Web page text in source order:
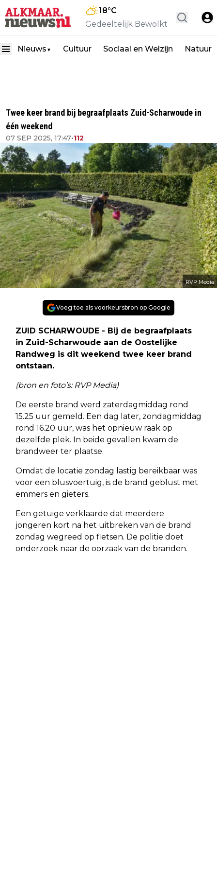
18°C
Gedeeltelijk Bewolkt
Nieuws ▼ Cultuur Sociaal en Welzijn Natuur
Twee keer brand bij begraafplaats Zuid-Scharwoude in
één weekend
07 SEP 2025, 17:47•112
RVP Media
Voeg toe als voorkeursbron op Google
ZUID SCHARWOUDE - Bij de begraafplaats
in Zuid-Scharwoude aan de Oostelijke
Randweg is dit weekend twee keer brand
ontstaan.
(bron en foto’s: RVP Media)
De eerste brand werd zaterdagmiddag rond
15.25 uur gemeld. Een dag later, zondagmiddag
rond 16.20 uur, was het opnieuw raak op
dezelfde plek. In beide gevallen kwam de
brandweer ter plaatse.
Omdat de locatie zondag lastig bereikbaar was
voor een blusvoertuig, is de brand geblust met
emmers en gieters.
Een getuige verklaarde dat meerdere
jongeren kort na het uitbreken van de brand
zondag wegreed op fietsen. De politie doet
onderzoek naar de oorzaak van de branden.